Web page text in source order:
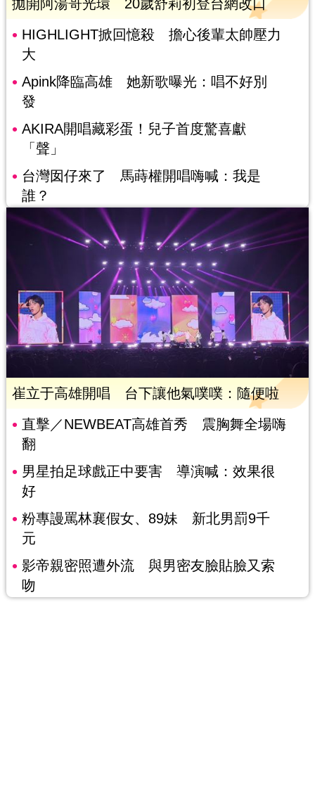
拋開阿湯哥光環 20歲舒莉初登台網改口
HIGHLIGHT掀回憶殺 擔心後輩太帥壓力
大
Apink降臨高雄 她新歌曝光：唱不好別
發
AKIRA開唱藏彩蛋！兒子首度驚喜獻
「聲」
台灣囡仔來了 馬蒔權開唱嗨喊：我是
誰？
崔立于高雄開唱 台下讓他氣噗噗：隨便啦
直擊／NEWBEAT高雄首秀 震胸舞全場嗨
翻
男星拍足球戲正中要害 導演喊：效果很
好
粉專謾罵林襄假女、89妹 新北男罰9千
元
影帝親密照遭外流 與男密友臉貼臉又索
吻